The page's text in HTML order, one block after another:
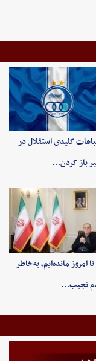
کلیدی استقلال در
باز کردن…
امروز مانده‌ایم، به‌خاطر
نجیب…